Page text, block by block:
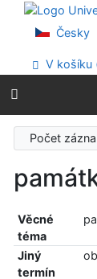
Přejít na
Přejít na
Prohlášení
Česky
V košíku
Počet
Věcné
téma
Jiný
termín